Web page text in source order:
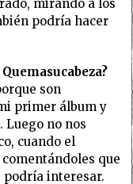
mirando a los
podría hacer
son
primer álbum y
no nos
cuando el
que
podría interesar.